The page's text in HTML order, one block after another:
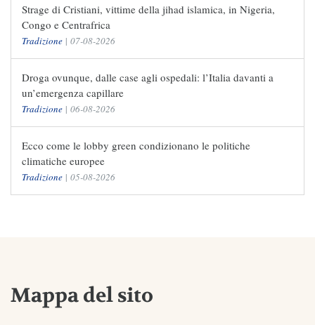
Strage di Cristiani, vittime della jihad islamica, in Nigeria,
Congo e Centrafrica
Tradizione | 07-08-2026
Droga ovunque, dalle case agli ospedali: l’Italia davanti a
un’emergenza capillare
Tradizione | 06-08-2026
Ecco come le lobby green condizionano le politiche
climatiche europee
Tradizione | 05-08-2026
Mappa del sito